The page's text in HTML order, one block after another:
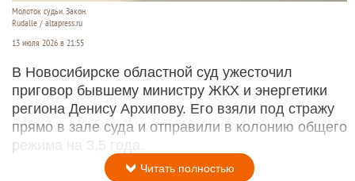
Молоток судьи. Закон.
Rudalle / altapress.ru
13 июля 2026 в 21:55
В Новосибирске областной суд ужесточил
приговор бывшему министру ЖКХ и энергетики
региона Денису Архипову. Его взяли под стражу
прямо в зале суда и отправили в колонию общего
режима на 3,5 года.
Читать полностью